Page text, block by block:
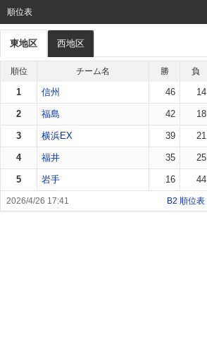
順位表
東地区 西地区
順位 チーム名 勝 負
1 信州 46 14
2 福島 42 18
3 横浜EX 39 21
4 福井 35 25
5 岩手 16 44
2026/4/26 17:41 B2 順位表